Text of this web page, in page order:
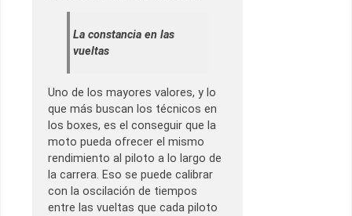
La constancia en las
vueltas
Uno de los mayores valores, y lo
que más buscan los técnicos en
los boxes, es el conseguir que la
moto pueda ofrecer el mismo
rendimiento al piloto a lo largo de
la carrera. Eso se puede calibrar
con la oscilación de tiempos
entre las vueltas que cada piloto